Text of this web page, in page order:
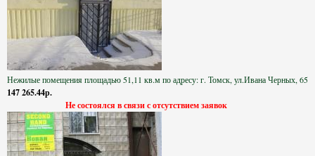
Нежилые помещения площадью 51,11 кв.м по адресу: г. Томск, ул.Ивана Черных, 65
147 265.44р.
Не состоялся в связи с отсутствием заявок